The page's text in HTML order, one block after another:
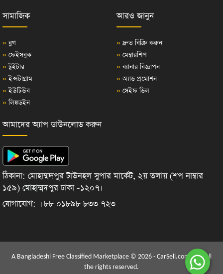
সামাজিক
» ব্লগ
» ফেইসবুক
» টুইটার
» ইন্সটাগ্রাম
» ইউটিউব
» লিঙ্কডইন
আরও জানুন
» দ্রুত বিক্রি করুন
» মেম্বারশিপ
» ব্যানার বিজ্ঞাপন
» অ্যাড প্রমোশন
» সেইফ ডিল
আমাদের অ্যাপ ডাউনলোড করুন
ঠিকানা: মোহাম্মদপুর টাউনহল সুপার মার্কেট, ২য় তলায় (শপ নাম্বার
১৫৯) মোহাম্মদপুর ঢাকা -১২০৭।
যোগাযোগ: +৮৮ ০১৮৯৮ ৮৩৩ ৭২৩
A Bangladeshi Free Classified Marketplace © 2026 - CarSell.com.bd | All
the rights reserved.